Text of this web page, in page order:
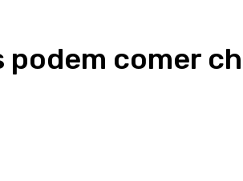
podem comer